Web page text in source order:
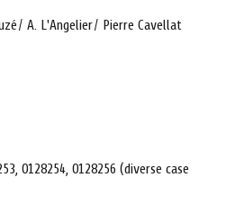
A. L'Angelier/ Pierre Cavellat
0128254, 0128256 (diverse case